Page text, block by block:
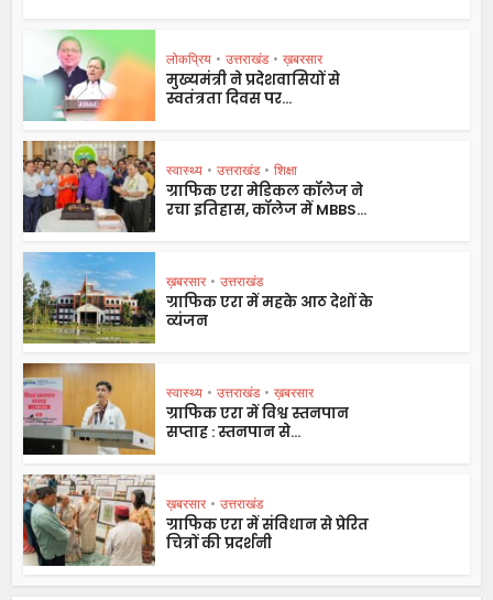
लोकप्रिय • उत्तराखंड • ख़बरसार
मुख्यमंत्री ने प्रदेशवासियों से
स्वतंत्रता दिवस पर...
स्वास्थ्य • उत्तराखंड • शिक्षा
ग्राफिक एरा मेडिकल कॉलेज ने
रचा इतिहास, कॉलेज में MBBS...
ख़बरसार • उत्तराखंड
ग्राफिक एरा में महके आठ देशों के
व्यंजन
स्वास्थ्य • उत्तराखंड • ख़बरसार
ग्राफिक एरा में विश्व स्तनपान
सप्ताह : स्तनपान से...
ख़बरसार • उत्तराखंड
ग्राफिक एरा में संविधान से प्रेरित
चित्रों की प्रदर्शनी